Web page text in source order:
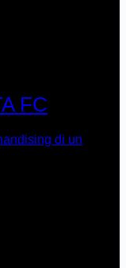
FC
di un